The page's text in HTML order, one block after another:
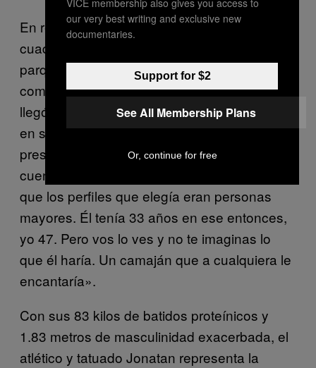
En realidad Jonatan vivía a escasas cinco
cuadras, en un cuarto arrendado cerca al
parque del Poblado, por lo que eran
comunes los almuerzos juntos. La confianza
llegó a tal punto de que Víctor lo dejaba solo
en su apartamento. «Le gustaba que le
prestara el computador para chatear», me
cuenta. «Se entraba a
que los perfiles que elegía eran personas
mayores. Él tenía 33 años en ese entonces,
yo 47. Pero vos lo ves y no te imaginas lo
que él haría. Un camaján que a cualquiera le
encantaría».
Con sus 83 kilos de batidos proteínicos y
1.83 metros de masculinidad exacerbada, el
atlético y tatuado Jonatan representa la
our very best writing and exclusive new
documentaries.
Support for $2
See All Membership Plans
Or, continue for free